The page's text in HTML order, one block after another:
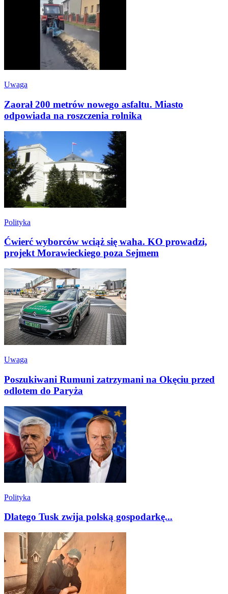
Uwaga
Zaorał 200 metrów nowego asfaltu. Miasto
odpowiada na roszczenia rolnika
Polityka
Ćwierć wyborców wciąż się waha. KO prowadzi,
projekt Morawieckiego poza Sejmem
Uwaga
Poszukiwani Rumuni zatrzymani na Okęciu przed
odlotem do Paryża
Polityka
Dlatego Tusk zwija polską gospodarkę...